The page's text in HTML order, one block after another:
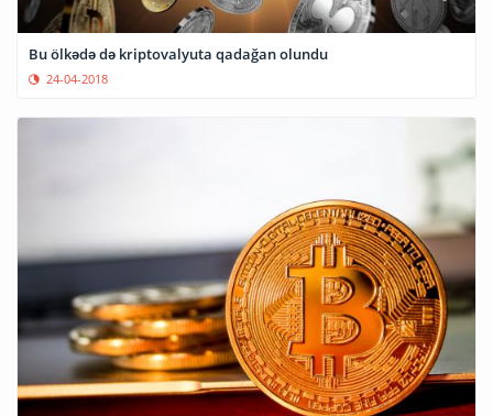
Bu ölkədə də kriptovalyuta qadağan olundu
24-04-2018